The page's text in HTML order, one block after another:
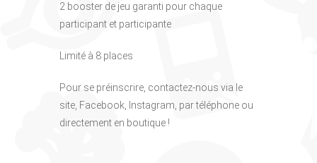
2 booster de jeu garanti pour chaque
participant et participante
Limité à 8 places
Pour se préinscrire, contactez-nous via le
site, Facebook, Instagram, par téléphone ou
directement en boutique !